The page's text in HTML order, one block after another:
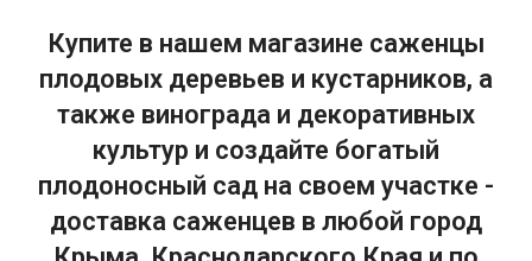
Купите в нашем магазине саженцы
плодовых деревьев и кустарников, а
также винограда и декоративных
культур и создайте богатый
плодоносный сад на своем участке -
доставка саженцев в любой город